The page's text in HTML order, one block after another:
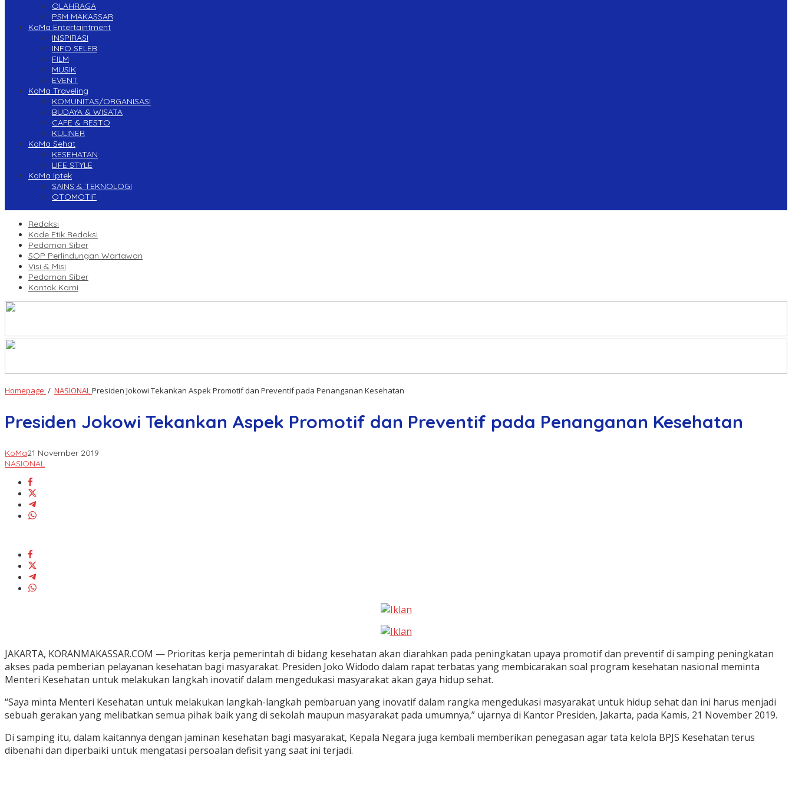
OLAHRAGA
PSM MAKASSAR
KoMa Entertaintment
INSPIRASI
INFO SELEB
FILM
MUSIK
EVENT
KoMa Traveling
KOMUNITAS/ORGANISASI
BUDAYA & WISATA
CAFE & RESTO
KULINER
KoMa Sehat
KESEHATAN
LIFE STYLE
KoMa Iptek
SAINS & TEKNOLOGI
OTOMOTIF
Redaksi
Kode Etik Redaksi
Pedoman Siber
SOP Perlindungan Wartawan
Visi & Misi
Pedoman Siber
Kontak Kami
Homepage / NASIONALPresiden Jokowi Tekankan Aspek Promotif dan Preventif pada Penanganan Kesehatan
Presiden Jokowi Tekankan Aspek Promotif dan Preventif pada Penanganan Kesehatan
KoMa21 November 2019
NASIONAL
JAKARTA, KORANMAKASSAR.COM — Prioritas kerja pemerintah di bidang kesehatan akan diarahkan pada peningkatan upaya promotif dan preventif di samping peningkatan
akses pada pemberian pelayanan kesehatan bagi masyarakat. Presiden Joko Widodo dalam rapat terbatas yang membicarakan soal program kesehatan nasional meminta
Menteri Kesehatan untuk melakukan langkah inovatif dalam mengedukasi masyarakat akan gaya hidup sehat.
“Saya minta Menteri Kesehatan untuk melakukan langkah-langkah pembaruan yang inovatif dalam rangka mengedukasi masyarakat untuk hidup sehat dan ini harus menjadi
sebuah gerakan yang melibatkan semua pihak baik yang di sekolah maupun masyarakat pada umumnya,” ujarnya di Kantor Presiden, Jakarta, pada Kamis, 21 November 2019.
Di samping itu, dalam kaitannya dengan jaminan kesehatan bagi masyarakat, Kepala Negara juga kembali memberikan penegasan agar tata kelola BPJS Kesehatan terus
dibenahi dan diperbaiki untuk mengatasi persoalan defisit yang saat ini terjadi.